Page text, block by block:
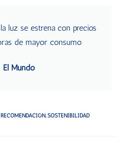
luz se estrena con precios
de mayor consumo
El Mundo
RECOMENDACIÓN, SOSTENIBILIDAD